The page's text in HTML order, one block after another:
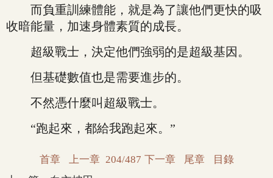
而負重訓練體能，就是為了讓他們更快的吸
收暗能量，加速身體素質的成長。
超級戰士，決定他們強弱的是超級基因。
但基礎數值也是需要進步的。
不然憑什麼叫超級戰士。
“跑起來，都給我跑起來。”
首章 上一章 204/487 下一章 尾章 目錄